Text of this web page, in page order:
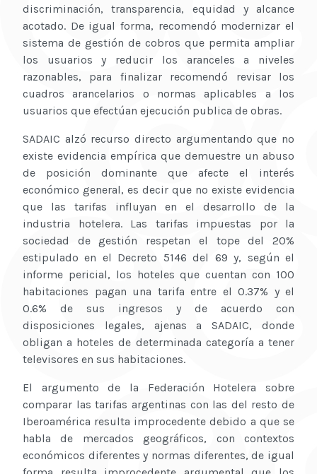
discriminación, transparencia, equidad y alcance
acotado. De igual forma, recomendó modernizar el
sistema de gestión de cobros que permita ampliar
los usuarios y reducir los aranceles a niveles
razonables, para finalizar recomendó revisar los
cuadros arancelarios o normas aplicables a los
usuarios que efectúan ejecución publica de obras.
SADAIC alzó recurso directo argumentando que no
existe evidencia empírica que demuestre un abuso
de posición dominante que afecte el interés
económico general, es decir que no existe evidencia
que las tarifas influyan en el desarrollo de la
industria hotelera. Las tarifas impuestas por la
sociedad de gestión respetan el tope del 20%
estipulado en el Decreto 5146 del 69 y, según el
informe pericial, los hoteles que cuentan con 100
habitaciones pagan una tarifa entre el 0.37% y el
0.6% de sus ingresos y de acuerdo con
disposiciones legales, ajenas a SADAIC, donde
obligan a hoteles de determinada categoría a tener
televisores en sus habitaciones.
El argumento de la Federación Hotelera sobre
comparar las tarifas argentinas con las del resto de
Iberoamérica resulta improcedente debido a que se
habla de mercados geográficos, con contextos
económicos diferentes y normas diferentes, de igual